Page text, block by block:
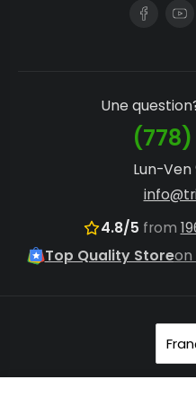
Une
Lun-Ven
4.8/5 from
Top Quality Storeon